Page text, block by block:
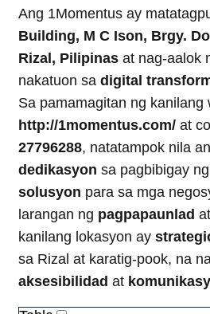
Ang 1Momentus ay
Building, M C Ison, Brgy.
Rizal, Pilipinas at nag-aalok
nakatuon sa digital
Sa pamamagitan ng kanilang
http://1momentus.com/ at
27796288, natatampok nila
dedikasyon sa pagbibigay ng
solusyon para sa mga
larangan ng pagpapaunlad at
kanilang lokasyon ay
sa Rizal at karatig-pook, na
aksesibilidad at